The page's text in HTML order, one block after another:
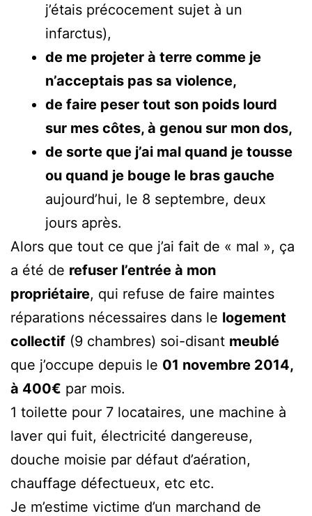
j’étais précocement sujet à un
infarctus),
de me projeter à terre comme je
n’acceptais pas sa violence,
de faire peser tout son poids lourd
sur mes côtes, à genou sur mon dos,
de sorte que j’ai mal quand je tousse
ou quand je bouge le bras gauche
aujourd’hui, le 8 septembre, deux
jours après.
Alors que tout ce que j’ai fait de « mal », ça
a été de refuser l’entrée à mon
propriétaire, qui refuse de faire maintes
réparations nécessaires dans le logement
collectif (9 chambres) soi-disant meublé
que j’occupe depuis le 01 novembre 2014,
à 400€ par mois.
1 toilette pour 7 locataires, une machine à
laver qui fuit, électricité dangereuse,
douche moisie par défaut d’aération,
chauffage défectueux, etc etc.
Je m’estime victime d’un marchand de